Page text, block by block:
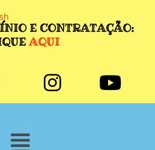
E CONTRATAÇÃO:
AQUI